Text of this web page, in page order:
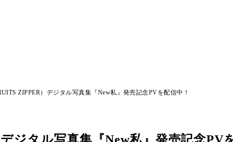
ZIPPER）デジタル写真集『New私』発売記念PVを配信中！
ジタル写真集『New私』発売記念PV